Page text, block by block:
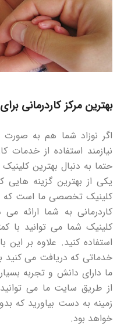
بهترین مرکز کاردرمانی
اگر نوزاد شما هم به
نیازمند استفاده از خدمات
حتما به دنبال بهترین
یکی از بهترین گزینه هایی
کلینیک تخصصی ما است که
کاردرمانی به شما ارائه
کلینیک شما می توانید با
استفاده کنید. علاوه بر
خدماتی که دریافت می کنید
ما دارای دانش و تجربه
از طریق سایت ما می
زمینه به دست بیاورید که
خواهد بود.